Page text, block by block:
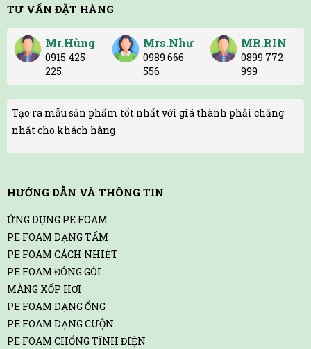
TƯ VẤN ĐẶT HÀNG
Mr.Hùng
0915 425
225
Mrs.Như
0989 666
556
MR.RIN
0899 772
999
Tạo ra mẫu sản phẩm tốt nhất với giá thành phải chăng
nhất cho khách hàng
HƯỚNG DẪN VÀ THÔNG TIN
ỨNG DỤNG PE FOAM
PE FOAM DẠNG TẤM
PE FOAM CÁCH NHIỆT
PE FOAM ĐÓNG GÓI
MÀNG XỐP HƠI
PE FOAM DẠNG ỐNG
PE FOAM DẠNG CUỘN
PE FOAM CHỐNG TĨNH ĐIỆN